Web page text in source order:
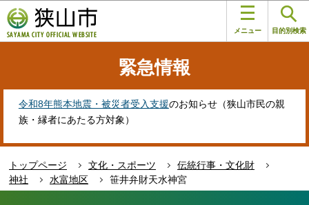
の
ペ
す
メニュー 目的別検索
緊急情報
令和8年熊本地震・被災者受入支援のお知らせ（狭山市民の親
族・縁者にあたる方対象）
トップページ 文化・スポーツ
伝統行事・文化財
神社
水富地区
笹井弁財天水神宮